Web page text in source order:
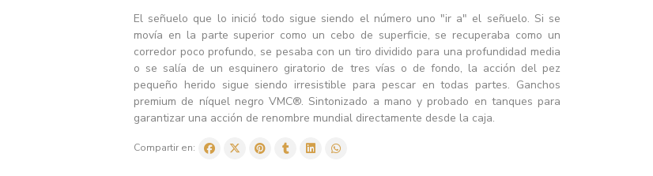
El señuelo que lo inició todo sigue siendo el número uno "ir a" el señuelo. Si se
movía en la parte superior como un cebo de superficie, se recuperaba como un
corredor poco profundo, se pesaba con un tiro dividido para una profundidad media
o se salía de un esquinero giratorio de tres vías o de fondo, la acción del pez
pequeño herido sigue siendo irresistible para pescar en todas partes. Ganchos
premium de níquel negro VMC®. Sintonizado a mano y probado en tanques para
garantizar una acción de renombre mundial directamente desde la caja.
Compartir en: